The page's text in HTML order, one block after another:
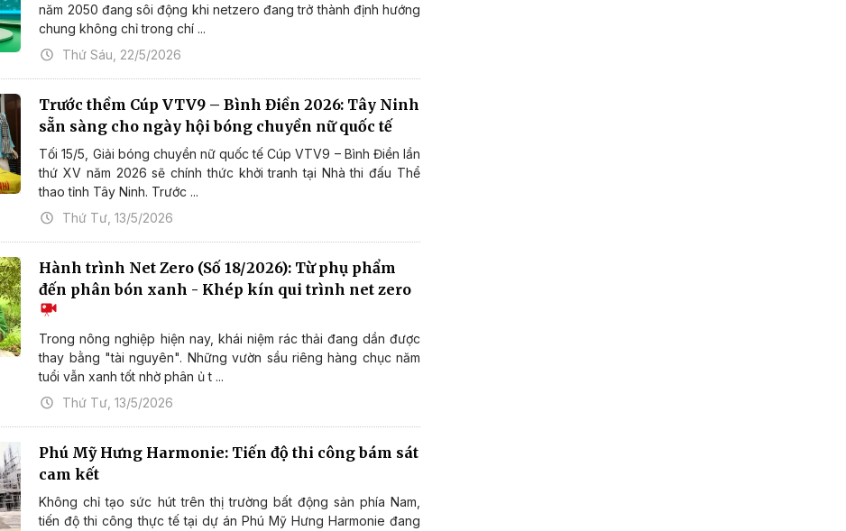
năm 2050 đang sôi động khi netzero đang trở thành định hướng
chung không chỉ trong chí ...
Thứ Sáu, 22/5/2026
Trước thềm Cúp VTV9 – Bình Điền 2026: Tây Ninh
sẵn sàng cho ngày hội bóng chuyền nữ quốc tế
Tối 15/5, Giải bóng chuyền nữ quốc tế Cúp VTV9 – Bình Điền lần
thứ XV năm 2026 sẽ chính thức khởi tranh tại Nhà thi đấu Thể
thao tỉnh Tây Ninh. Trước ...
Thứ Tư, 13/5/2026
Hành trình Net Zero (Số 18/2026): Từ phụ phẩm
đến phân bón xanh - Khép kín qui trình net zero
Trong nông nghiệp hiện nay, khái niệm rác thải đang dần được
thay bằng "tài nguyên". Những vườn sầu riêng hàng chục năm
tuổi vẫn xanh tốt nhờ phân ủ t ...
Thứ Tư, 13/5/2026
Phú Mỹ Hưng Harmonie: Tiến độ thi công bám sát
cam kết
Không chỉ tạo sức hút trên thị trường bất động sản phía Nam,
tiến độ thi công thực tế tại dự án Phú Mỹ Hưng Harmonie đang